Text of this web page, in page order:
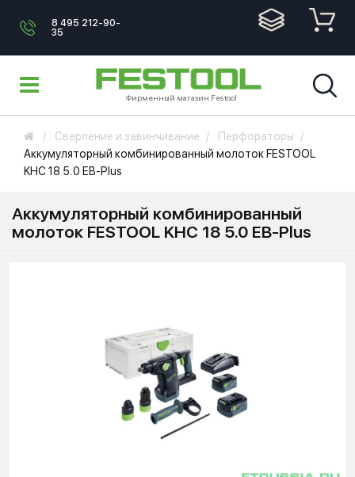
8 495 212-90-
35
Фирменный магазин Festool
Сверление и завинчивание
Перфораторы
Аккумуляторный комбинированный молоток FESTOOL
KHC 18 5.0 EB-Plus
Аккумуляторный комбинированный
молоток FESTOOL KHC 18 5.0 EB-Plus